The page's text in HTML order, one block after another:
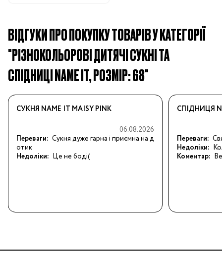
ВІДГУКИ ПРО ПОКУПКУ ТОВАРІВ У КАТЕГОРІЇ
"РІЗНОКОЛЬОРОВІ ДИТЯЧІ СУКНІ ТА
СПІДНИЦІ NAME IT, РОЗМІР: 68"
СУКНЯ NAME IT MAISY PINK
06.08.2026
Переваги: Сукня дуже гарна і приємна на д
отик
Недоліки: Це не боді(
СПІДНИЦЯ
Переваги:
Недоліки:
Коментар: